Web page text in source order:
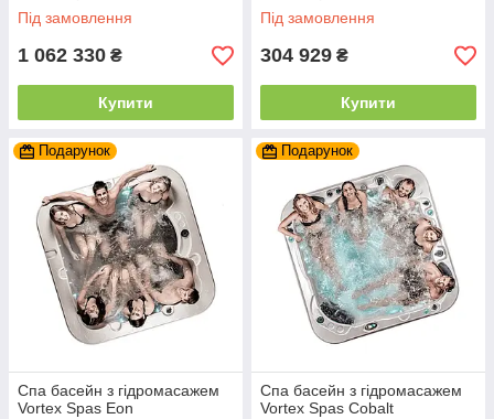
Під замовлення
1 062 330 ₴
Купити
Під замовлення
304 929 ₴
Купити
Подарунок
Спа басейн з гідромасажем
Vortex Spas Eon
Подарунок
Спа басейн з гідромасажем
Vortex Spas Cobalt